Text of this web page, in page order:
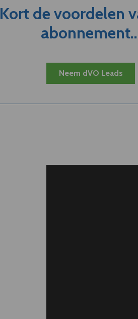
Kort de voordelen
Neem dVO Leads